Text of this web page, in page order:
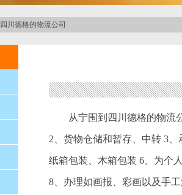
川德格的物流公司
从宁围到四川德格的物流
2、货物仓储和暂存、中转 3
纸箱包装、木箱包装 6、为个
8、办理如画报、彩画以及手